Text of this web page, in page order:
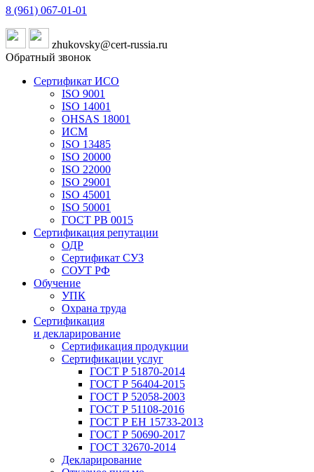
8 (961) 067-01-01
zhukovsky@cert-russia.ru
Обратный звонок
Сертификат ИСО
ISO 9001
ISO 14001
OHSAS 18001
ИСМ
ISO 13485
ISO 20000
ISO 22000
ISO 29001
ISO 45001
ISO 50001
ГОСТ РВ 0015
Сертификация репутации
ОДР
Сертификат СУЗ
СОУТ РФ
Обучение
УПК
Охрана труда
Сертификация
и декларирование
Сертификация продукции
Сертификации услуг
ГОСТ Р 51870-2014
ГОСТ Р 56404-2015
ГОСТ Р 52058-2003
ГОСТ Р 51108-2016
ГОСТ Р ЕН 15733-2013
ГОСТ Р 50690-2017
ГОСТ 32670-2014
Декларирование